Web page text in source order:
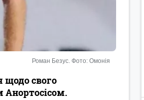
Роман Безус. Фото: Омонія
щодо свого
Анортосісом.